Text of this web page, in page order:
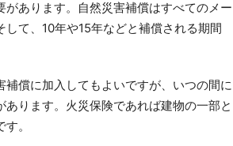
あります。自然災害補償はすべてのメー
て、10年や15年などと補償される期間
償に加入してもよいですが、いつの間に
ります。火災保険であれば建物の一部と
。